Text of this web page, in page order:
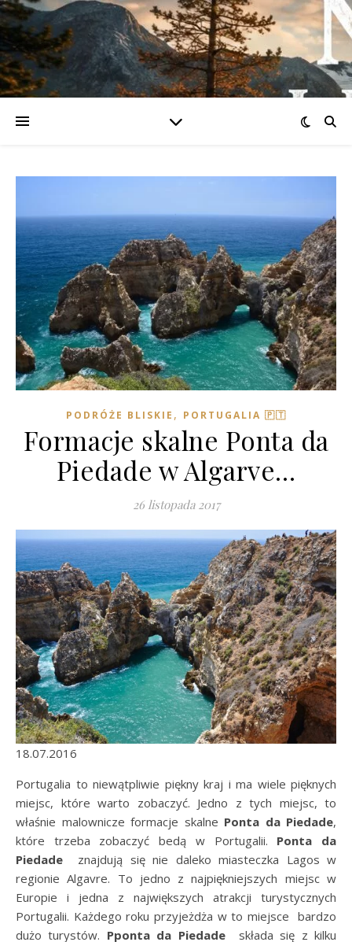
PODRÓŻE BLISKIE , PORTUGALIA 🇵🇹
Formacje skalne Ponta da
Piedade w Algarve…
26 listopada 2017
18.07.2016
Portugalia to niewątpliwie piękny kraj i ma wiele pięknych
miejsc, które warto zobaczyć. Jedno z tych miejsc, to
właśnie malownicze formacje skalne Ponta da Piedade,
które trzeba zobaczyć bedą w Portugalii. Ponta da
Piedade
znajdują się nie daleko miasteczka Lagos w
regionie Algavre. To jedno z najpiękniejszych miejsc w
Europie i jedna z największych atrakcji turystycznych
Portugalii. Każdego roku przyjeżdża w to miejsce bardzo
dużo turystów. Pponta da Piedade
składa się z kilku